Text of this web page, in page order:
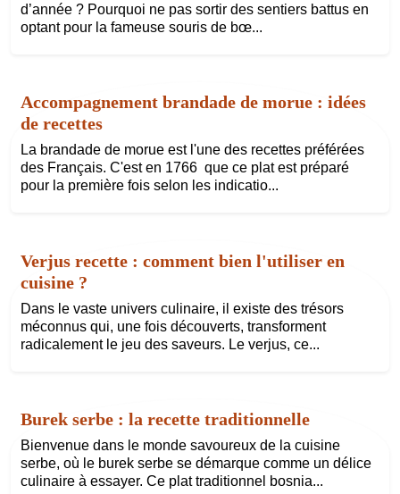
d’année ? Pourquoi ne pas sortir des sentiers battus en
optant pour la fameuse souris de bœ...
Accompagnement brandade de morue : idées
de recettes
La brandade de morue est l'une des recettes préférées
des Français. C'est en 1766 que ce plat est préparé
pour la première fois selon les indicatio...
Verjus recette : comment bien l'utiliser en
cuisine ?
Dans le vaste univers culinaire, il existe des trésors
méconnus qui, une fois découverts, transforment
radicalement le jeu des saveurs. Le verjus, ce...
Burek serbe : la recette traditionnelle
Bienvenue dans le monde savoureux de la cuisine
serbe, où le burek serbe se démarque comme un délice
culinaire à essayer. Ce plat traditionnel bosnia...